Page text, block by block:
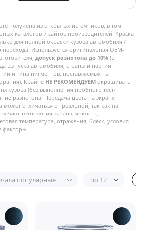
получена из открытых источников, в том
каталогов и сайтов производителей. Краска
для полной окраски кузова автомобиля /
Используется оригинальная OEM-
допуск разнотона до 10% (в
выпуска автомобиля, страны и партии
и типа пигментов, поставляемых на
Крайне НЕ РЕКОМЕНДУЕМ окрашивать
кузова (без выполнения пробного тест-
разнотона. Передача цвета на экране
может отличаться от реальной, так как на
технология экрана, яркость,
температура, отражения, блеск, условия
факторы.
популярные по 12